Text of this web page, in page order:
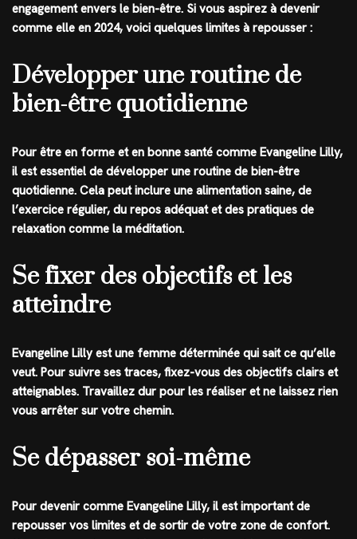
engagement envers le bien-être. Si vous aspirez à devenir
comme elle en 2024, voici quelques limites à repousser :
Développer une routine de
bien-être quotidienne
Pour être en forme et en bonne santé comme Evangeline Lilly,
il est essentiel de développer une routine de bien-être
quotidienne. Cela peut inclure une alimentation saine, de
l’exercice régulier, du repos adéquat et des pratiques de
relaxation comme la méditation.
Se fixer des objectifs et les
atteindre
Evangeline Lilly est une femme déterminée qui sait ce qu’elle
veut. Pour suivre ses traces, fixez-vous des objectifs clairs et
atteignables. Travaillez dur pour les réaliser et ne laissez rien
vous arrêter sur votre chemin.
Se dépasser soi-même
Pour devenir comme Evangeline Lilly, il est important de
repousser vos limites et de sortir de votre zone de confort.